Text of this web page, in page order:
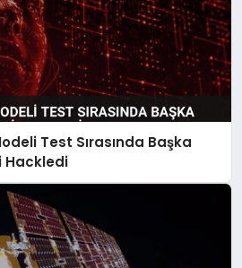
Test Sırasında Başka
Hackledi